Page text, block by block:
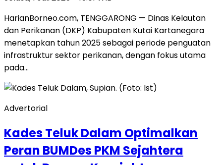
HarianBorneo.com, TENGGARONG — Dinas Kelautan
dan Perikanan (DKP) Kabupaten Kutai Kartanegara
menetapkan tahun 2025 sebagai periode penguatan
infrastruktur sektor perikanan, dengan fokus utama
pada…
Advertorial
Kades Teluk Dalam Optimalkan
Peran BUMDes PKM Sejahtera